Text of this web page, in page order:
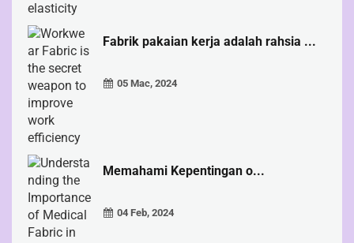
Fabrik pakaian kerja adalah rahsia ...
05 Mac, 2024
Memahami Kepentingan o...
04 Feb, 2024